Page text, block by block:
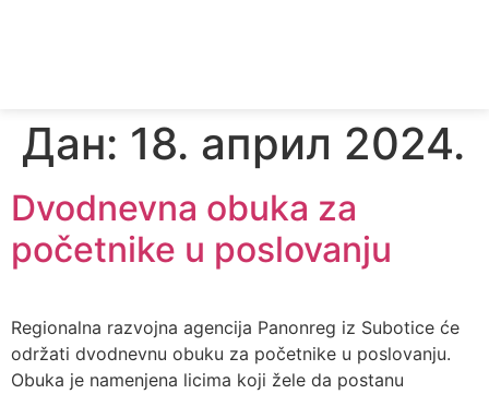
Дан: 18. април 2024.
Dvodnevna obuka za
početnike u poslovanju
Regionalna razvojna agencija Panonreg iz Subotice će
održati dvodnevnu obuku za početnike u poslovanju.
Obuka je namenjena licima koji žele da postanu